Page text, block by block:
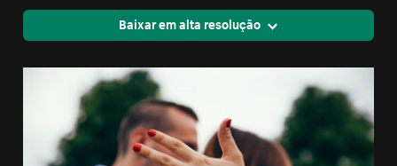
Baixar em alta resolução